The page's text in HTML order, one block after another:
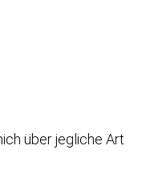
über jegliche Art